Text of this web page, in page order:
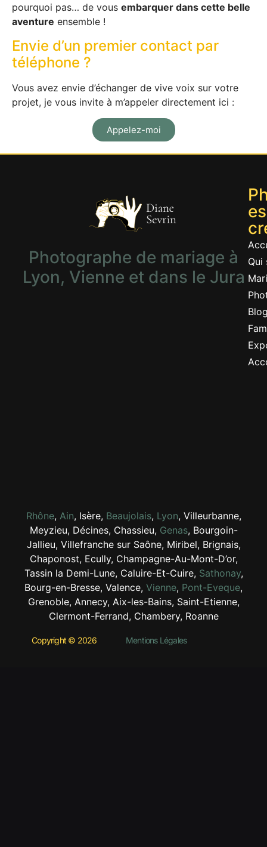
pourquoi pas… de vous embarquer dans cette belle
aventure ensemble !
Envie d’un premier contact par
téléphone ?
Vous avez envie d’échanger de vive voix sur votre
projet, je vous invite à m’appeler directement ici :
Appelez-moi
Photographe de mariage à
Lyon, Vienne et dans le Jura
Qui
Rhône, Ain, Isère, Beaujolais, Lyon, Villeurbanne,
Meyzieu, Décines, Chassieu, Genas, Bourgoin-
Jallieu, Villefranche sur Saône, Miribel, Brignais,
Chaponost, Ecully, Champagne-Au-Mont-D’or,
Tassin la Demi-Lune, Caluire-Et-Cuire, Sathonay,
Bourg-en-Bresse, Valence, Vienne, Pont-Eveque,
Grenoble, Annecy, Aix-les-Bains, Saint-Etienne,
Clermont-Ferrand, Chambery, Roanne
Copyright © 2026 Mentions Légales